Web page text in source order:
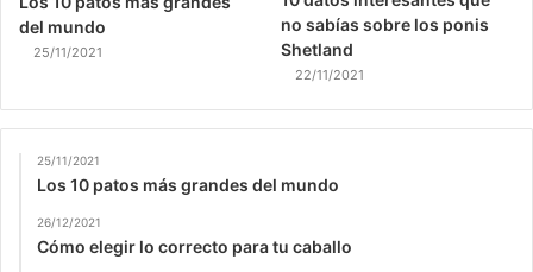
del mundo
25/11/2021
no sabías sobre los ponis
Shetland
22/11/2021
25/11/2021
Los 10 patos más grandes del mundo
26/12/2021
Cómo elegir lo correcto para tu caballo